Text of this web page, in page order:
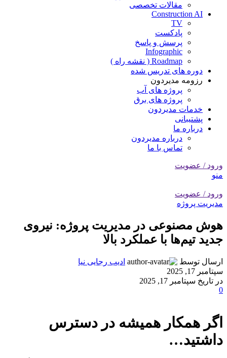
مقالات تخصصی
Construction AI
TV
پادکست
پرسش و پاسخ
Infographic
Roadmap ( نقشه راه )
دوره های تدریس شده
رزومه مدیردون
پروژه های آب
پروژه های برق
خدمات مدیردون
پشتیبانی
درباره ما
درباره مدیردون
تماس با ما
ورود / عضویت
منو
ورود / عضویت
مدیریت پروژه
هوش مصنوعی در مدیریت پروژه: نیروی
جدید تیم‌ها با عملکرد بالا
ارسال توسط
ادیب رجایی نیا
سپتامبر 17, 2025
در تاریخ سپتامبر 17, 2025
0
اگر همکار همیشه در دسترس
داشتید…